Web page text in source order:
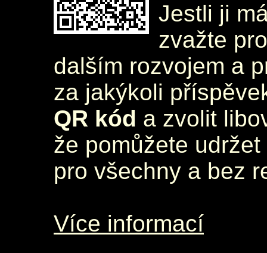
Jestli ji
zvažte
dalším rozvojem a
za jakýkoli
QR kód a zvolit
že pomůžete
pro všechny a bez
Více informací